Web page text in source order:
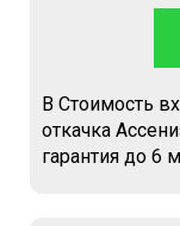
В Стоимость
откачка
гарантия до 6